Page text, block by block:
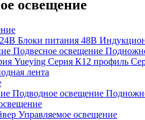
освещение
Блоки питания 48В
Подвесное освещение
Yueying Серия К12 профиль
лента
Подводное освещение
Управляемое освещение